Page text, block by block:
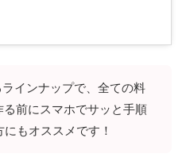
インナップで、全ての料
前にスマホでサッと手順
もオススメです！